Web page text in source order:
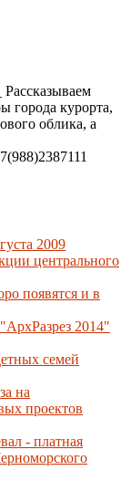
города курорта,
облика, а
2009
центрального
появятся и в
2014"
семей
на
проектов
- платная